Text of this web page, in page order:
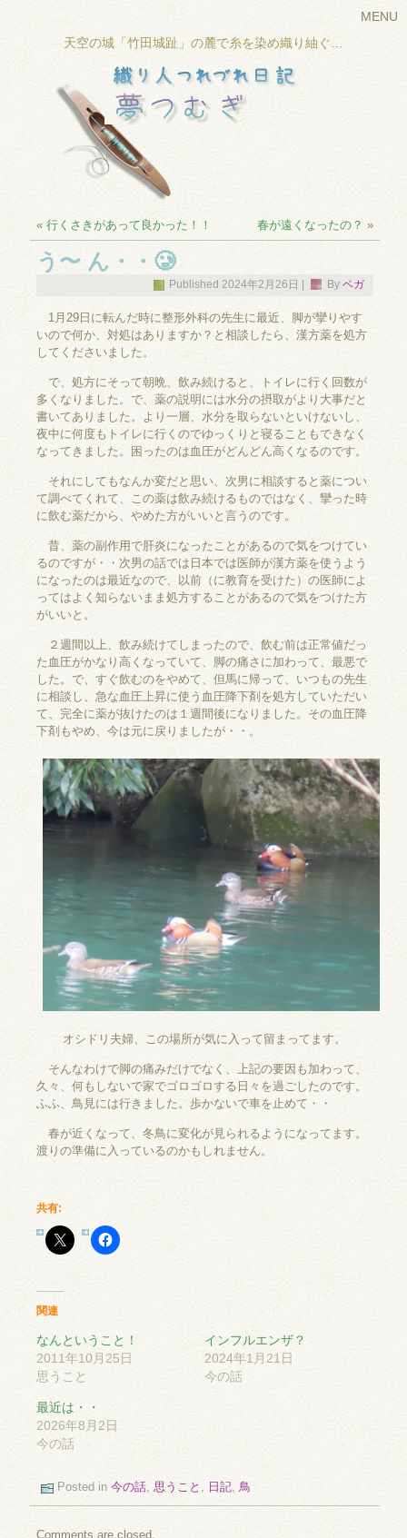
MENU
天空の城「竹田城趾」の麓で糸を染め織り紬ぐ…
« 行くさきがあって良かった！！ 春が遠くなったの？ »
う〜 ん・・🥲
Published 2024年2月26日 By ベガ
1月29日に転んだ時に整形外科の先生に最近、脚が攣りやす
いので何か、対処はありますか？と相談したら、漢方薬を処方
してくださいました。
で、処方にそって朝晩、飲み続けると、トイレに行く回数が
多くなりました。で、薬の説明には水分の摂取がより大事だと
書いてありました。より一層、水分を取らないといけないし、
夜中に何度もトイレに行くのでゆっくりと寝ることもできなく
なってきました。困ったのは血圧がどんどん高くなるのです。
それにしてもなんか変だと思い、次男に相談すると薬につい
て調べてくれて、この薬は飲み続けるものではなく、攣った時
に飲む薬だから、やめた方がいいと言うのです。
昔、薬の副作用で肝炎になったことがあるので気をつけてい
るのですが・・次男の話では日本では医師が漢方薬を使うよう
になったのは最近なので、以前（に教育を受けた）の医師によ
ってはよく知らないまま処方することがあるので気をつけた方
がいいと。
２週間以上、飲み続けてしまったので、飲む前は正常値だっ
た血圧がかなり高くなっていて、脚の痛さに加わって、最悪で
した。で、すぐ飲むのをやめて、但馬に帰って、いつもの先生
に相談し、急な血圧上昇に使う血圧降下剤を処方していただい
て、完全に薬が抜けたのは１週間後になりました。その血圧降
下剤もやめ、今は元に戻りましたが・・。
オシドリ夫婦、この場所が気に入って留まってます。
そんなわけで脚の痛みだけでなく、上記の要因も加わって、
久々、何もしないで家でゴロゴロする日々を過ごしたのです。
ふふ、鳥見には行きました。歩かないで車を止めて・・
春が近くなって、冬鳥に変化が見られるようになってます。
渡りの準備に入っているのかもしれません。
共有:
関連
なんということ！
2011年10月25日
思うこと
インフルエンザ？
2024年1月21日
今の話
最近は・・
2026年8月2日
今の話
Posted in 今の話, 思うこと , 日記, 鳥
Comments are closed.